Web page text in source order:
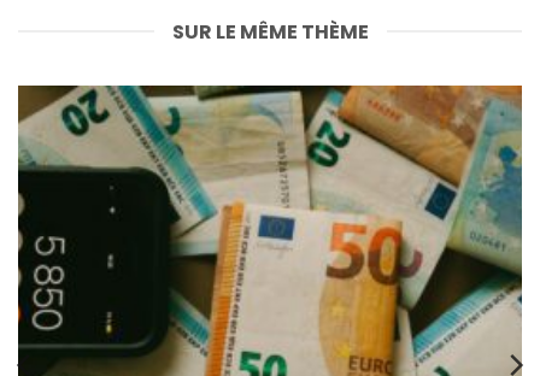
SUR LE MÊME THÈME